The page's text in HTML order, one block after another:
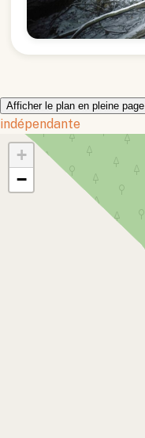
Afficher le plan en pleine page
indépendante